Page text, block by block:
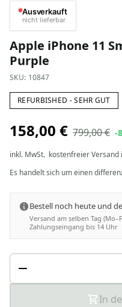
Ausverkauft
nicht lieferbar
Apple iPhone 11
Purple
SKU: 10847
REFURBISHED - SEHR GUT
158,00 € 799,00 € -
inkl. MwSt. kostenfreier Versand
Es handelt sich um einen
Bestell noch heute und
Versand am selben Tag
Zahlungseingang bis 14 Uhr
In